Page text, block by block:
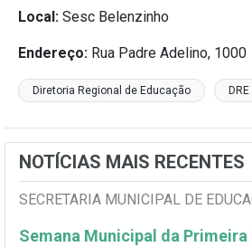
Local: Sesc Belenzinho
Endereço: Rua Padre Adelino, 1000
Diretoria Regional de Educação
NOTÍCIAS MAIS RECENTES
SECRETARIA MUNICIPAL DE
Semana Municipal da Primeira